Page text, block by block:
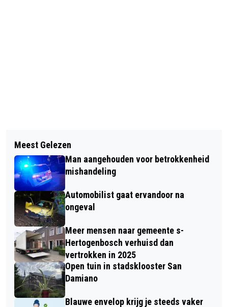
HOE JAZZMUZIEK HIELP APARTHEID
TE DOORBREKEN
MINISTER BEZOEKT JBZ VOOR PILOT
MET CHRONOROOSTER OP INTENSIVE
CARE
Meest Gelezen
Man aangehouden voor betrokkenheid
mishandeling
Automobilist gaat ervandoor na
ongeval
Meer mensen naar gemeente s-
Hertogenbosch verhuisd dan
vertrokken in 2025
Open tuin in stadsklooster San
Damiano
Blauwe envelop krijg je steeds vaker